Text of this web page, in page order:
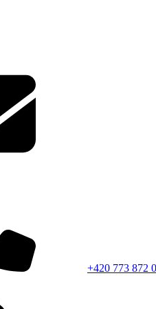
+420 773 872